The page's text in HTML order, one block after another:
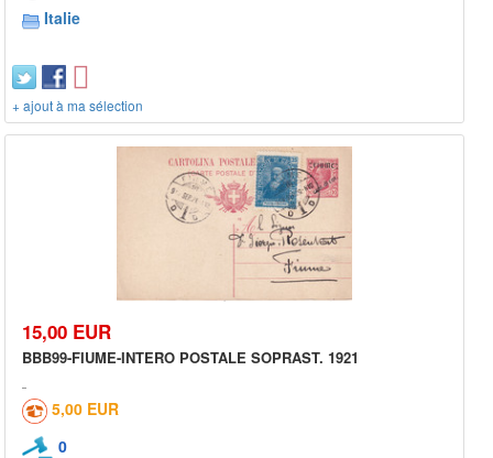
Italie
+ ajout à ma sélection
15,00 EUR
BBB99-FIUME-INTERO POSTALE SOPRAST. 1921
5,00 EUR
0